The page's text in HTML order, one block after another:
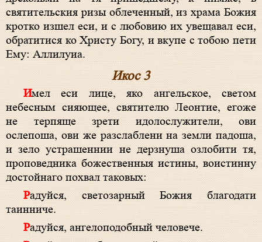
святительския ризы облеченный, из храма Божия
кротко изшел еси, и с любовию их увещавал еси,
обратитися ко Христу Богу, и вкупе с тобою пети
Ему: Аллилуиа.
Икос 3
Имел еси лице, яко ангельское, светом
небесным сияющее, святителю Леонтие, егоже
не терпяще зрети идолослужители, ови
ослепоша, ови же разслаблени на земли падоша,
и зело устрашеннии не дерзнуша озлобити тя,
проповедника божественныя истины, воистинну
достойнаго похвал таковых:
Радуйся, светозарный Божия благодати
таинниче.
Радуйся, ангелоподобный человече.